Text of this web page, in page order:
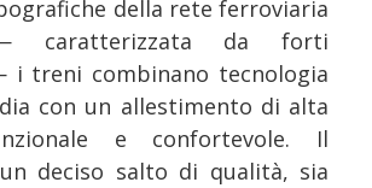
della rete ferroviaria
caratterizzata da forti
i treni combinano tecnologia
con un allestimento di alta
e confortevole. Il
deciso salto di qualità, sia